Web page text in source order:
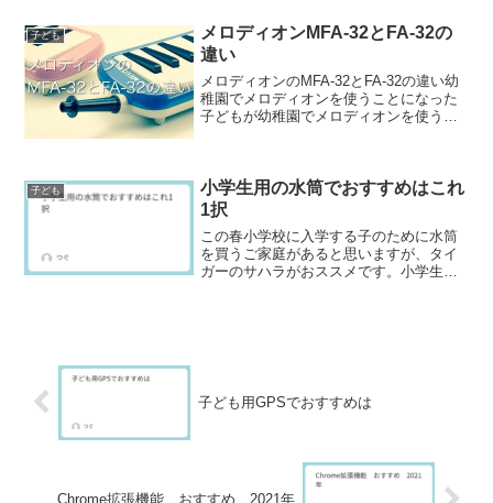
地を把握する方法があり...
子ども
メロディオンMFA-32とFA-32の
違い
メロディオンのMFA-32とFA-32の違い幼
稚園でメロディオンを使うことになった
子どもが幼稚園でメロディオンを使うこ
て帰ってきたメ...
子ども
小学生用の水筒でおすすめはこれ
1択
この春小学校に入学する子のために水筒
を買うご家庭があると思いますが、タイ
ガーのサハラがおススメです。小学生の
子ども用GPSでおすすめは
Chrome拡張機能 おすすめ 2021年